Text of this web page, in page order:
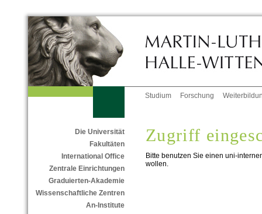
Studium Forschung
Die Universität
Fakultäten
International Office
Zentrale Einrichtungen
Graduierten-Akademie
Wissenschaftliche Zentren
An-Institute
Zugriff
Bitte benutzen Sie einen uni-
wollen.